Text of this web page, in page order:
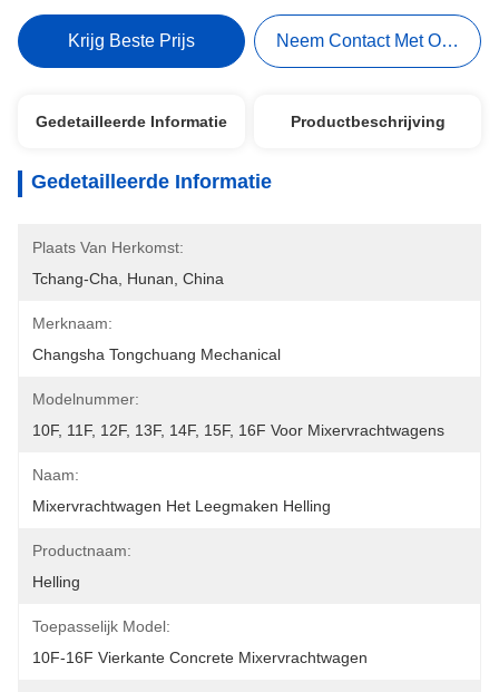
Krijg Beste Prijs Neem Contact Met Ons Op
Gedetailleerde Informatie Productbeschrijving
Gedetailleerde Informatie
Plaats Van Herkomst:
Tchang-Cha, Hunan, China
Merknaam:
Changsha Tongchuang Mechanical
Modelnummer:
10F, 11F, 12F, 13F, 14F, 15F, 16F Voor Mixervrachtwagens
Naam:
Mixervrachtwagen Het Leegmaken Helling
Productnaam:
Helling
Toepasselijk Model:
10F-16F Vierkante Concrete Mixervrachtwagen